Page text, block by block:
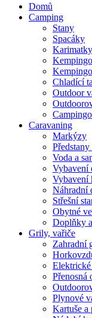
Domů
Camping
Stany
Spacáky
Karimatky
Chladící
Outdoor
Caravaning
Markýzy
Voda a
Vybavení
Vybavení
Náhradní
Střešní
Obytné
Doplňky
Grily, vařiče
Zahradní
Přenosná
Plynové
Kartuše a